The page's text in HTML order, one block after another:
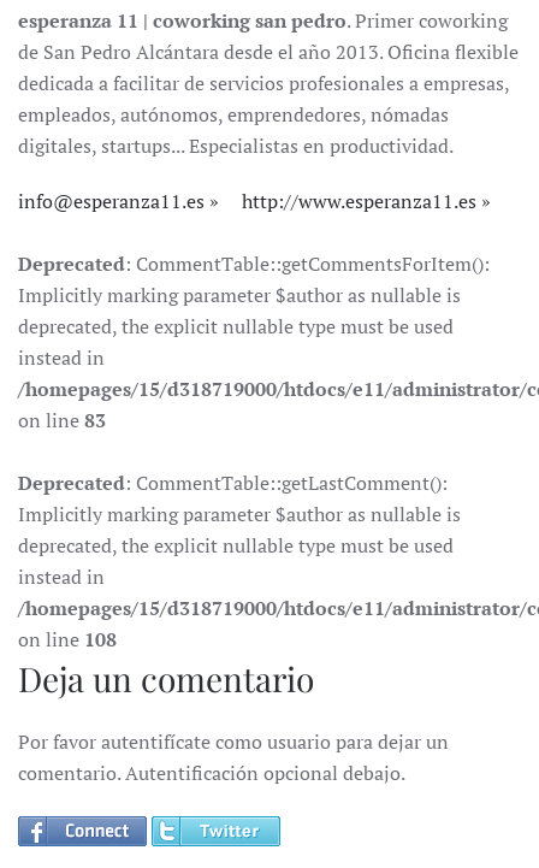
esperanza 11 | coworking san pedro. Primer coworking
de San Pedro Alcántara desde el año 2013. Oficina flexible
dedicada a facilitar de servicios profesionales a empresas,
empleados, autónomos, emprendedores, nómadas
digitales, startups... Especialistas en productividad.
info@esperanza11.es http://www.esperanza11.es
Deprecated: CommentTable::getCommentsForItem():
Implicitly marking parameter $author as nullable is
deprecated, the explicit nullable type must be used
instead in
/homepages/15/d318719000/htdocs/e11/
on line83
Deprecated: CommentTable::getLastComment():
Implicitly marking parameter $author as nullable is
deprecated, the explicit nullable type must be used
instead in
/homepages/15/d318719000/htdocs/e11/
on line 108
Deja un comentario
Por favor autentifícate como usuario para dejar un
comentario. Autentificación opcional debajo.